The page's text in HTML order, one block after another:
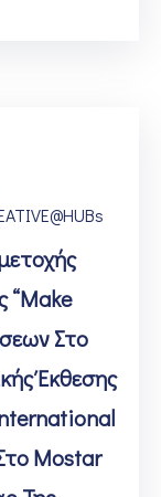
“Make
Στο
Έκθεσης
Mostar